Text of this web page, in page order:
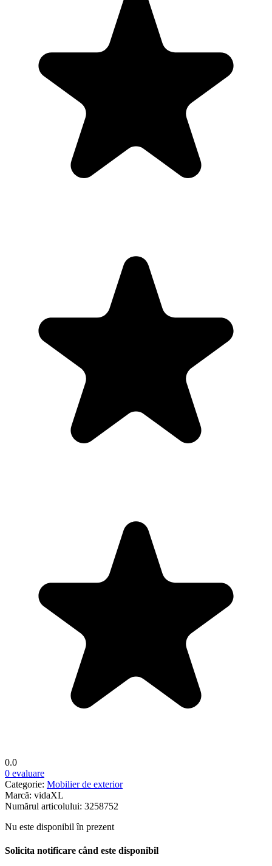
0.0
0 evaluare
Categorie: Mobilier de exterior
Marcă: vidaXL
Numărul articolului: 3258752
Nu este disponibil în prezent
Solicita notificare când este disponibil